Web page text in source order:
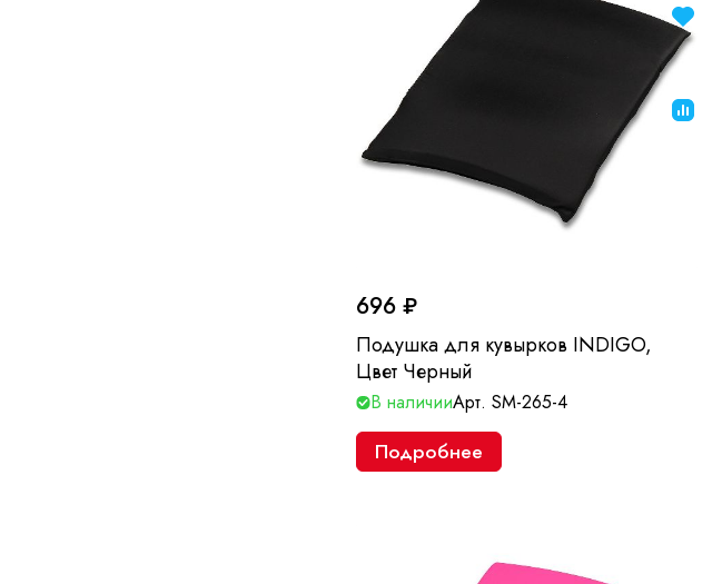
696 ₽
Подушка для кувырков INDIGO,
Цвет Черный
В наличииАрт. SM-265-4
Подробнее